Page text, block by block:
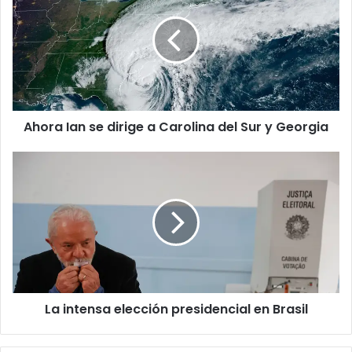
se
dirige
a
Carolina
del
Sur
y
Georgia
Ahora Ian se dirige a Carolina del Sur y Georgia
presidencial
La intensa elección presidencial en Brasil